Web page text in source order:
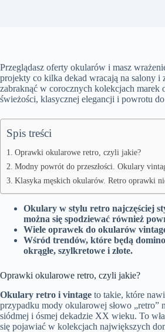
Przeglądasz oferty okularów i masz
projekty co kilka dekad wracają na salony
zabraknąć w corocznych kolekcjach marek
świeżości, klasycznej elegancji i powrotu
Spis treści
Oprawki okularowe retro, czyli jakie?
Modny powrót do przeszłości. Okulary
Klasyka męskich okularów. Retro oprawki
Okulary w stylu retro najczęściej
można się spodziewać również
Wiele oprawek do okularów
Wśród trendów, które będą
okrągłe, szylkretowe i złote.
Oprawki okularowe retro, czyli jakie?
Okulary retro i vintage to takie, które
przypadku mody okularowej słowo „retro”
siódmej i ósmej dekadzie XX wieku. To
się pojawiać w kolekcjach największych